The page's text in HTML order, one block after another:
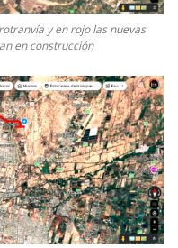
y en rojo las nuevas
en construcción